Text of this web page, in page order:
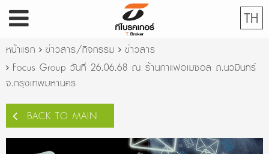
TH
หน้าแรก ข่าวสาร/กิจกรรม
ข่าวสาร
Focus Group วันที่ 26.06.68 ณ ร้านกาแฟอเมซอล ถ.นวมินทร์
จ.กรุงเทพมหานคร
BACK TO MAIN